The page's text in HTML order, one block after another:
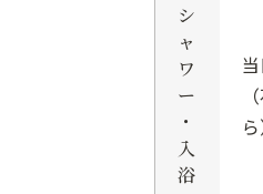
シ
ャ
ワ
ー
・
入
浴